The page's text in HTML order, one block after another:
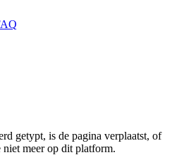
getypt, is de pagina verplaatst, of
niet meer op dit platform.